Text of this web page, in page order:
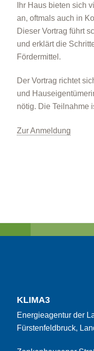
Ihr Haus bieten sich
an, oftmals auch in
Dieser Vortrag führt
und erklärt die
Fördermittel.
Der Vortrag richtet
und
nötig. Die Teilnahme
Zur Anmeldung
KLIMA3
Energieagentur der
Fürstenfeldbruck,